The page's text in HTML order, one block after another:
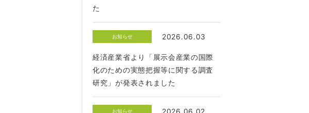
た
お知らせ 2026.06.03
経済産業省より「展示会産業の国際
化のための実態把握等に関する調査
研究」が発表されました
お知らせ 2026.06.02